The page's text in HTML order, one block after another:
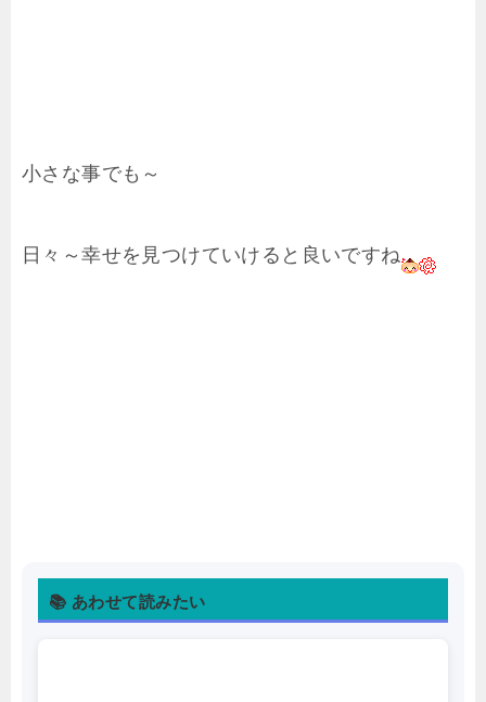
小さな事でも～
日々～幸せを見つけていけると良いですね
📚 あわせて読みたい